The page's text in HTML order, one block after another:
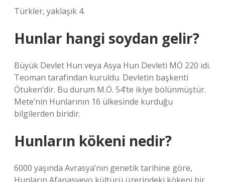
Türkler, yaklaşık 4.
Hunlar hangi soydan gelir?
Büyük Devlet Hun veya Asya Hun Devleti MÖ 220 idi.
Teoman tarafından kuruldu. Devletin başkenti
Ötuken’dir. Bu durum M.Ö. 54’te ikiye bölünmüştür.
Mete’nin Hunlarının 16 ülkesinde kurduğu
bilgilerden biridir.
Hunların kökeni nedir?
6000 yaşında Avrasya’nın genetik tarihine göre,